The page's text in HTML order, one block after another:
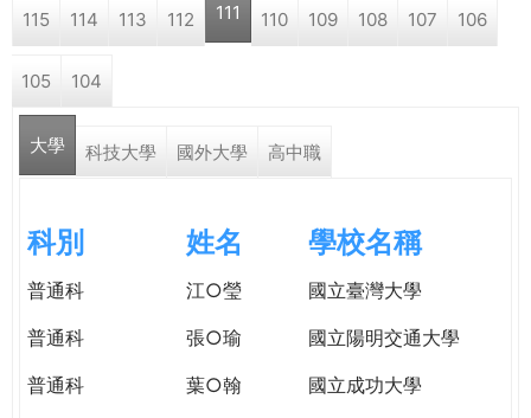
學
格。
a
r
e
e
r
e
115 114 113 112 111 110 109 108 107 106
105 104
大學 科技大學 國外大學 高中職
科別 姓名 學校名稱
普通科 江○瑩
國立臺灣大學
普通科
張○瑜
國立陽明交通大學
普通科
葉○翰
國立成功大學